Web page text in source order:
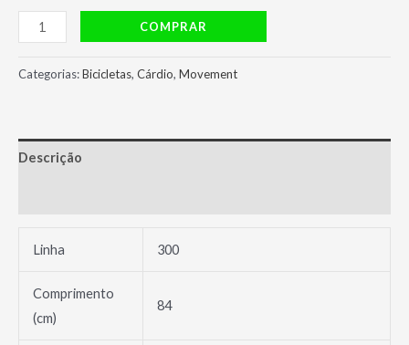
Bicicleta
Ergométrica
U300
quantidade
COMPRAR
Categorias:Bicicletas, Cárdio, Movement
Descrição
Linha 300
Comprimento
(cm)
84